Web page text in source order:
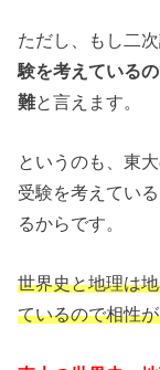
ただし、もし二
験を考えている
難と言えます。
というのも、東
受験を考えてい
るからです。
世界史と地理は
ているので相性